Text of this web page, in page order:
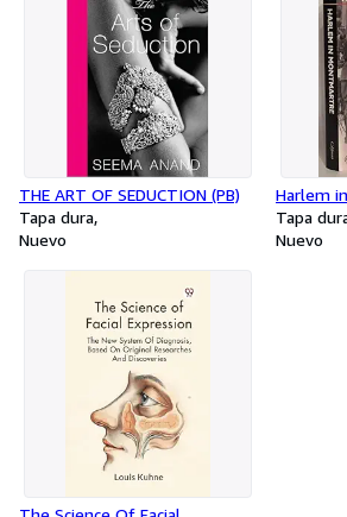
THE ART OF SEDUCTION (PB)
Tapa dura
Nuevo
Harlem
Tapa
Nuevo